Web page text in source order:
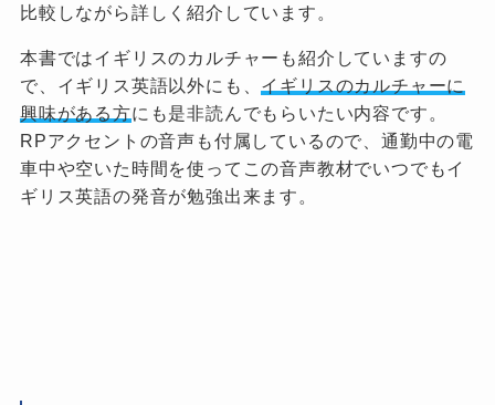
比較しながら詳しく紹介しています。
本書ではイギリスのカルチャーも紹介していますの
で、イギリス英語以外にも、 イギリスのカルチャーに
興味がある方にも是非読んでもらいたい内容です。
RPアクセントの音声も付属しているので、通勤中の電
車中や空いた時間を使ってこの音声教材でいつでもイ
ギリス英語の発音が勉強出来ます。